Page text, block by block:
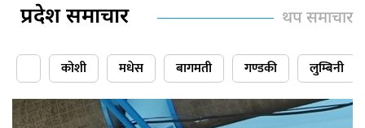
प्रदेश समाचार थप समाचार
कोशी मधेस बागमती गण्डकी लुम्बिनी